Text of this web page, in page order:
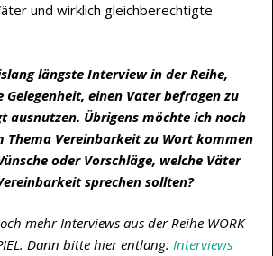
und wirklich gleichberechtigte
längste Interview in der Reihe,
einen Vater befragen zu
ausnutzen. Übrigens möchte ich noch
Thema Vereinbarkeit zu Wort kommen
oder Vorschläge, welche Väter
sprechen sollten?
mehr Interviews aus der Reihe WORK
Dann bitte hier entlang: Interviews